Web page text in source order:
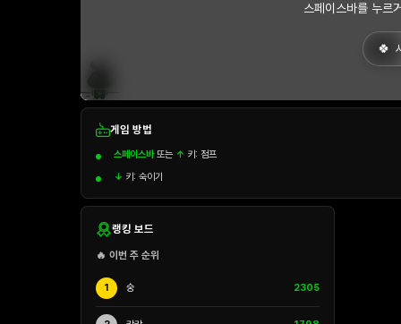
스페이스바를 누르
게임 방법
스페이스바또는 ↑ 키: 점프
↓ 키: 숙이기
랭킹 보드
🔥 이번 주 순위
1 숭 2305